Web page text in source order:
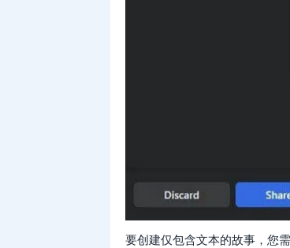
要创建仅包含文本的故事，您